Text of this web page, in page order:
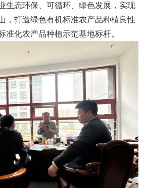
生态环保、可循环、绿色发展，实现
，打造绿色有机标准农产品种植良性
准化农产品种植示范基地标杆。